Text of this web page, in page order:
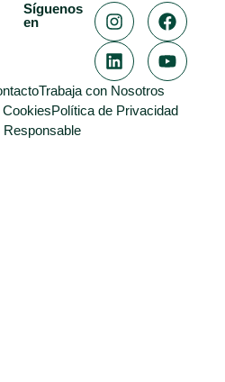
Síguenos
en
Trabaja con Nosotros
Política de Privacidad
Responsable